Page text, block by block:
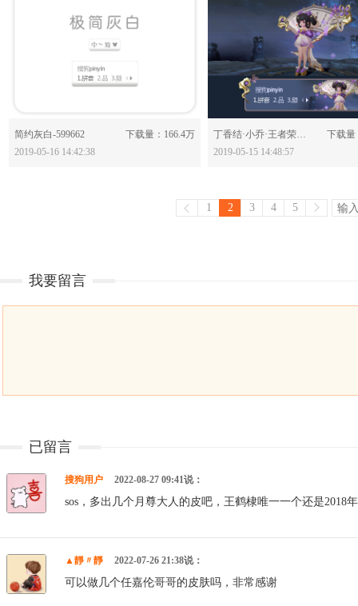
分享：
简约灰白-599662
下载量：166.4万
2019-05-16 14:42:38
分享：
丁香结·小乔·王者荣耀-599630
下载量
2019-05-15 14:48:57
1 2 3 4 5
我要留言
已留言
搜狗用户 2022-08-27 09:41说：
sos，多出几个月尊大人的皮吧，王鹤棣唯一一个还是2018
▲靜〃靜 2022-07-26 21:38说：
可以做几个任嘉伦哥哥的皮肤吗，非常感谢